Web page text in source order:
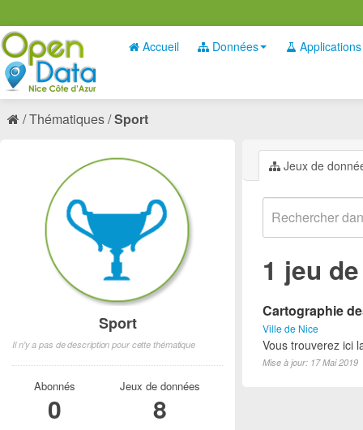
Accueil Données Applications
Thématiques Sport
Jeux de
1 jeu
Cartographie
Ville de Nice
Vous trouverez ici
Mise à jour: 17 Mai 2019
Sport
Il n'y a pas de description pour cette thématique
Abonnés
0
Jeux de données
8